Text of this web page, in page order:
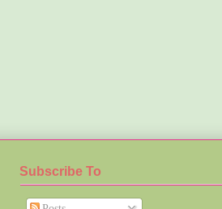
Subscribe To